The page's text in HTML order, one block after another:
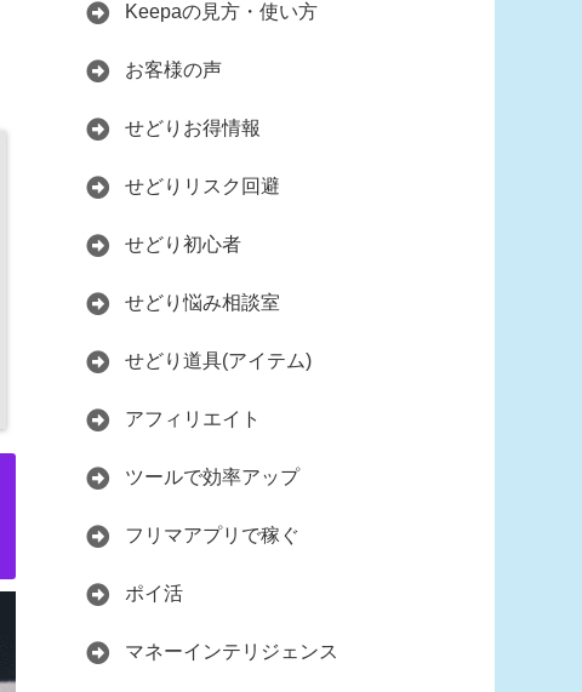
Keepaの見方・使い方
お客様の声
せどりお得情報
せどりリスク回避
せどり初心者
せどり悩み相談室
せどり道具(アイテム)
アフィリエイト
ツールで効率アップ
フリマアプリで稼ぐ
ポイ活
マネーインテリジェンス